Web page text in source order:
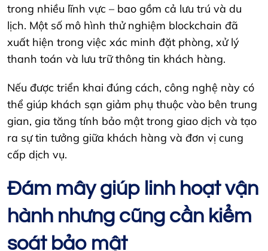
trong nhiều lĩnh vực – bao gồm cả lưu trú và du
lịch. Một số mô hình thử nghiệm blockchain đã
xuất hiện trong việc xác minh đặt phòng, xử lý
thanh toán và lưu trữ thông tin khách hàng.
Nếu được triển khai đúng cách, công nghệ này có
thể giúp khách sạn giảm phụ thuộc vào bên trung
gian, gia tăng tính bảo mật trong giao dịch và tạo
ra sự tin tưởng giữa khách hàng và đơn vị cung
cấp dịch vụ.
Đám mây giúp linh hoạt vận
hành nhưng cũng cần kiểm
soát bảo mật